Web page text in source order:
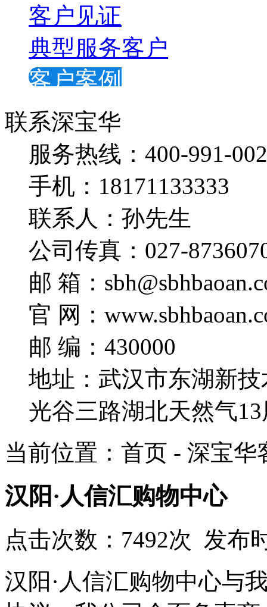
客户见证
典型服务客户
客户案例
联系深宝华
服务热线：400-991-
手机：18171133333
联系人：孙先生
公司传真：027-
邮 箱：
官 网：
邮 编：430000
地址：武汉市东湖新
光谷三路湖北天然气13
当前位置：首页 - 深宝
汉阳·人信汇购物中心
点击次数：7492次 发布
汉阳·人信汇购物中心与